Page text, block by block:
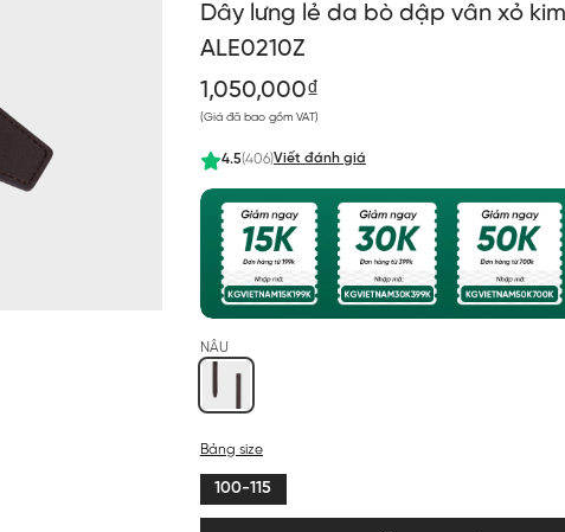
Dây lưng lẻ da bò dập vân xỏ
ALE0210Z
1,050,000₫
(Giá đã bao gồm VAT)
4.5(406)Viết đánh giá
NÂU
Bảng size
100-115